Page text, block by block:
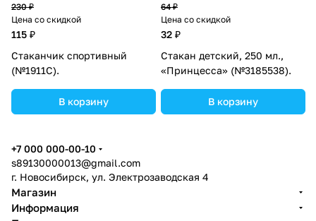
230 ₽
Цена со скидкой
115 ₽
Стаканчик спортивный
(№1911С).
В корзину
64 ₽
Цена со скидкой
32 ₽
Стакан детский, 250 мл.,
«Принцесса» (№3185538).
В корзину
+7 000 000-00-10
s89130000013@gmail.com
г. Новосибирск, ул. Электрозаводская 4
Магазин
Информация